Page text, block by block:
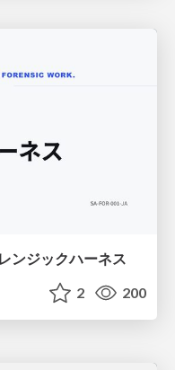
ンジックハーネス
2 200